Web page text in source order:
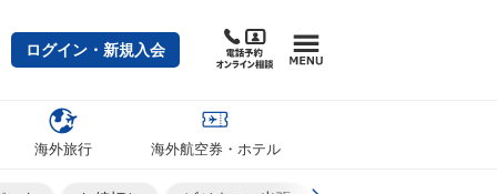
ログイン・新規入会
海外旅行 海外航空券・ホテル